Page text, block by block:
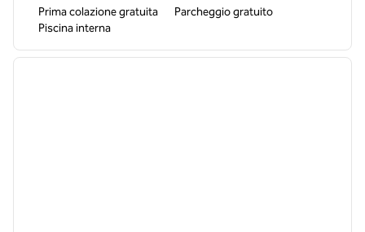
Prima colazione gratuita
Parcheggio gratuito
Piscina interna
1 di 11